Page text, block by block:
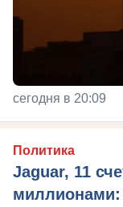
сегодня в 20:09
Политика
Jaguar, 11
миллионами: